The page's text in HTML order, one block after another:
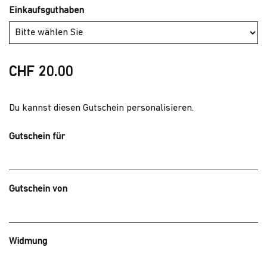
Einkaufsguthaben
CHF 20.00
Du kannst diesen Gutschein personalisieren.
Gutschein für
Gutschein von
Widmung